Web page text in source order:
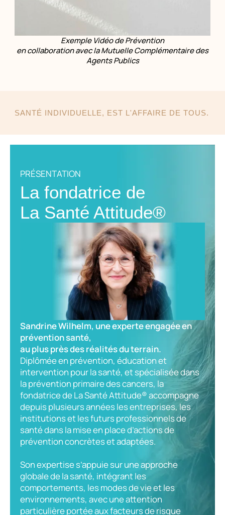
Exemple Vidéo de Prévention
en collaboration avec la Mutuelle Complémentaire des
Agents Publics
SANTÉ INDIVIDUELLE, EST L'AFFAIRE DE TOUS.
PRÉSENTATION
La fondatrice de
La Santé Attitude®
Sandrine Wilhelm, une experte engagée en
prévention santé,
au plus près des réalités du terrain.
Diplômée en prévention, éducation et
intervention pour la santé, et spécialisée dans
la prévention primaire des cancers, la
fondatrice de La Santé Attitude® accompagne
depuis plusieurs années les entreprises, les
institutions et les futurs professionnels de
santé dans la mise en place d’actions de
prévention concrètes et adaptées.
Son expertise s’appuie sur une approche
globale de la santé, intégrant les
comportements, les modes de vie et les
environnements, avec une attention
particulière portée aux facteurs de risque